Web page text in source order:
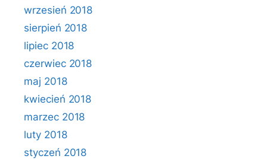
wrzesień 2018
sierpień 2018
lipiec 2018
czerwiec 2018
maj 2018
kwiecień 2018
marzec 2018
luty 2018
styczeń 2018